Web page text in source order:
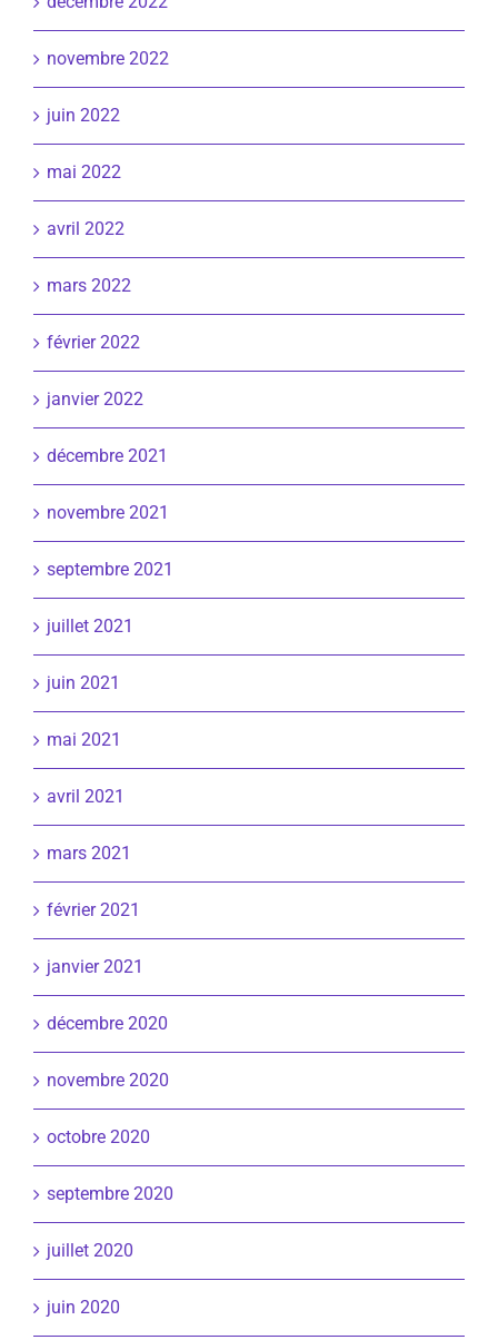
novembre 2022
juin 2022
mai 2022
avril 2022
mars 2022
février 2022
janvier 2022
décembre 2021
novembre 2021
septembre 2021
juillet 2021
juin 2021
mai 2021
avril 2021
mars 2021
février 2021
janvier 2021
décembre 2020
novembre 2020
octobre 2020
septembre 2020
juillet 2020
juin 2020